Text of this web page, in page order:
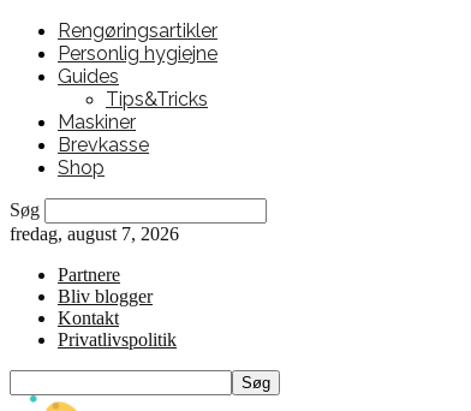
Rengøringsartikler
Personlig hygiejne
Guides
Tips&Tricks
Maskiner
Brevkasse
Shop
Søg
fredag, august 7, 2026
Partnere
Bliv blogger
Kontakt
Privatlivspolitik